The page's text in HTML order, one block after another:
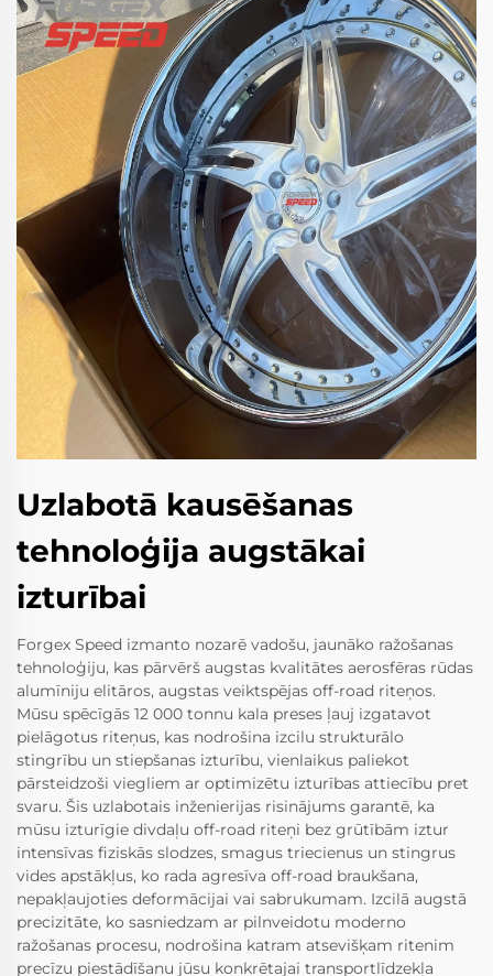
Uzlabotā kausēšanas
tehnoloģija augstākai
izturībai
Forgex Speed izmanto nozarē vadošu, jaunāko ražošanas
tehnoloģiju, kas pārvērš augstas kvalitātes aerosfēras rūdas
alumīniju elitāros, augstas veiktspējas off-road riteņos.
Mūsu spēcīgās 12 000 tonnu kala preses ļauj izgatavot
pielāgotus riteņus, kas nodrošina izcilu strukturālo
stingrību un stiepšanas izturību, vienlaikus paliekot
pārsteidzoši viegliem ar optimizētu izturības attiecību pret
svaru. Šis uzlabotais inženierijas risinājums garantē, ka
mūsu izturīgie divdaļu off-road riteņi bez grūtībām iztur
intensīvas fiziskās slodzes, smagus triecienus un stingrus
vides apstākļus, ko rada agresīva off-road braukšana,
nepakļaujoties deformācijai vai sabrukumam. Izcilā augstā
precizitāte, ko sasniedzam ar pilnveidotu moderno
ražošanas procesu, nodrošina katram atsevišķam ritenim
precīzu piestādīšanu jūsu konkrētajai transportlīdzekļa